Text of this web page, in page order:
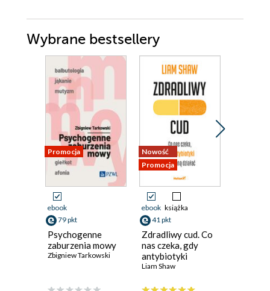
Wybrane bestsellery
Promocja
ebook
79 pkt
Psychogenne
zaburzenia mowy
Zbigniew Tarkowski
Nowość
Promocja
ebook książka
41 pkt
Zdradliwy cud. Co
nas czeka, gdy
antybiotyki
przestaną działać
Liam Shaw